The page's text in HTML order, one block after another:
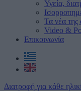
Υγεία,
Τα νέα της
Video &
Επικοινωνία
Διατροφή για κάθε